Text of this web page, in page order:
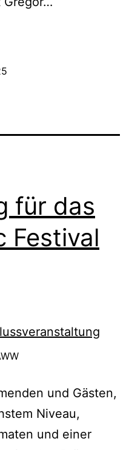
für das
Festival
und Gästen,
Niveau,
und einer